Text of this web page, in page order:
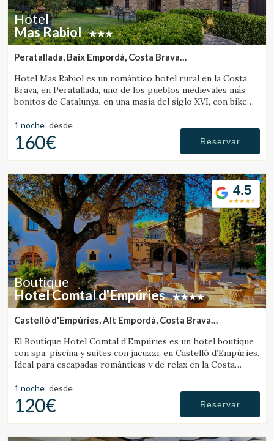
Hotel
Mas Rabiol
Peratallada, Baix Empordà, Costa Brava
Hotel Mas Rabiol es un romántico hotel rural en la Costa
Brava, en Peratallada, uno de los pueblos medievales más
bonitos de Catalunya, en una masía del siglo XVI, con bike
1 noche desde
160€ Reservar
4.5
Boutique
Hotel Comtal d'Empúries
Castelló d'Empúries, Alt Empordà, Costa Brava
El Boutique Hotel Comtal d’Empúries es un hotel boutique
con spa, piscina y suites con jacuzzi, en Castelló d’Empúries.
Ideal para escapadas románticas y de relax en la Costa
1 noche desde
120€ Reservar